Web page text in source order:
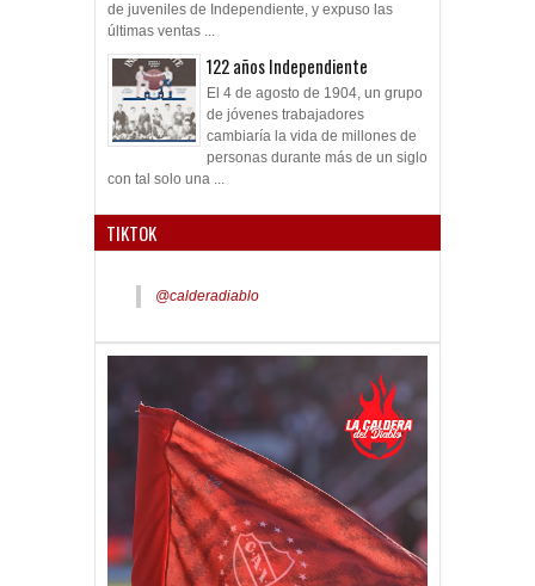
de juveniles de Independiente, y expuso las
últimas ventas ...
122 años Independiente
El 4 de agosto de 1904, un grupo
de jóvenes trabajadores
cambiaría la vida de millones de
personas durante más de un siglo
con tal solo una ...
TIKTOK
@calderadiablo